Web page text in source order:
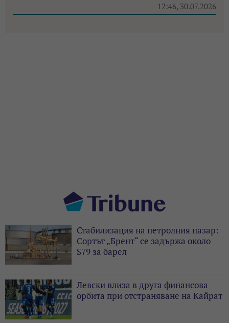
12:46, 30.07.2026
Стабилизация на петролния пазар:
Сортът „Брент“ се задържа около
$79 за барел
Левски влиза в друга финансова
орбита при отстраняване на Кайрат